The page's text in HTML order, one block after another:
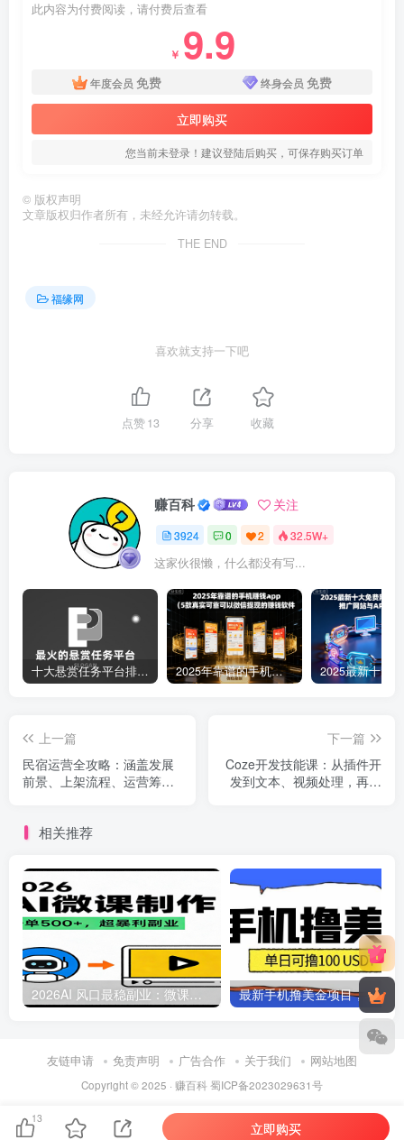
此内容为付费阅读，请付费后查看
￥ 9.9
年度会员 免费 终身会员 免费
立即购买
您当前未登录！建议登陆后购买，可保存购买订单
© 版权声明
文章版权归作者所有，未经允许请勿转载。
THE END
福缘网
喜欢就支持一下吧
点赞13 分享 收藏
赚百科 关注
3924 0 2 32.5W+
这家伙很懒，什么都没有写...
十大悬赏任务平台排行榜（全网最好的悬赏任务平台） 2025年靠谱的手机赚钱app（5款真实可靠可以微信提现的赚钱软件）
上一篇
民宿运营全攻略：涵盖发展
前景、上架流程、运营筹备
下一篇
Coze开发技能课：从插件开
发到文本、视频处理，再到
相关推荐
2026AI 风口最稳副业：微课代写制作，一单 500+，人人可做的蓝海项目
友链申请 免责声明 广告合作 关于我们 网站地图
Copyright © 2025 · 赚百科蜀ICP备2023029631号
13
立即购买